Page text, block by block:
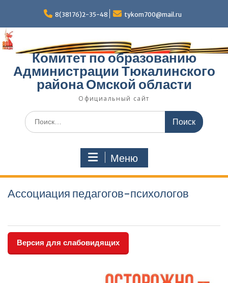
содержимому
8(38176)2-35-48 tykom700@mail.ru
Комитет по образованию
Администрации Тюкалинского
района Омской области
Официальный сайт
Поиск
по:
Меню
Ассоциация педагогов-психологов
Версия для слабовидящих